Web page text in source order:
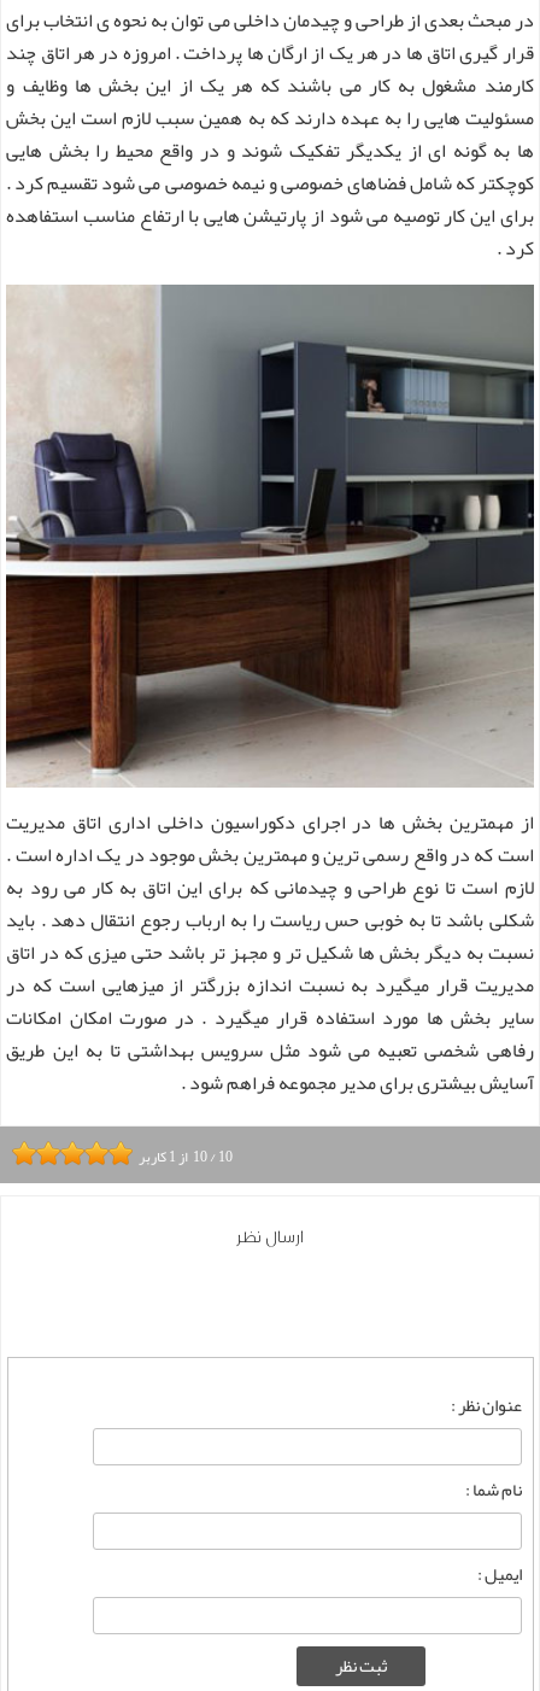
در مبحث بعدی از طراحی و چیدمان داخلی می توان به نحوه ی انتخاب برای
قرار گیری اتاق ها در هر یک از ارگان ها پرداخت . امروزه در هر اتاق چند
کارمند مشغول به کار می باشند که هر یک از این بخش ها وظایف و
مسئولیت هایی را به عهده دارند که به همین سبب لازم است این بخش
ها به گونه ای از یکدیگر تفکیک شوند و در واقع محیط را بخش هایی
کوچکتر که شامل فضاهای خصوصی و نیمه خصوصی می شود تقسیم کرد .
برای این کار توصیه می شود از پارتیشن هایی با ارتفاع مناسب استفاهده
کرد .
از مهمترین بخش ها در اجرای دکوراسیون داخلی اداری اتاق مدیریت
است که در واقع رسمی ترین و مهمترین بخش موجود در یک اداره است .
لازم است تا نوع طراحی و چیدمانی که برای این اتاق به کار می رود به
شکلی باشد تا به خوبی حس ریاست را به ارباب رجوع انتقال دهد . باید
نسبت به دیگر بخش ها شکیل تر و مجهز تر باشد حتی میزی که در اتاق
مدیریت قرار میگیرد به نسبت اندازه بزرگتر از میزهایی است که در
سایر بخش ها مورد استفاده قرار میگیرد . در صورت امکان امکانات
رفاهی شخصی تعبیه می شود مثل سرویس بهداشتی تا به این طریق
آسایش بیشتری برای مدیر مجموعه فراهم شود .
10/10 از1کاربر
ارسال نظر
عنوان نظر :
نام شما :
ایمیل :